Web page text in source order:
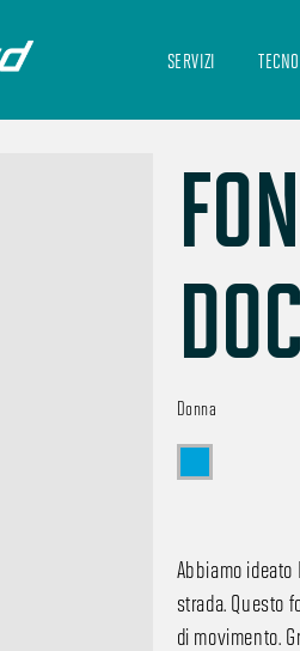
SERVIZI
Donna
Abbiamo ideato
strada. Questo
di movimento.